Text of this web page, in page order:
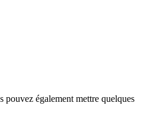
également mettre quelques